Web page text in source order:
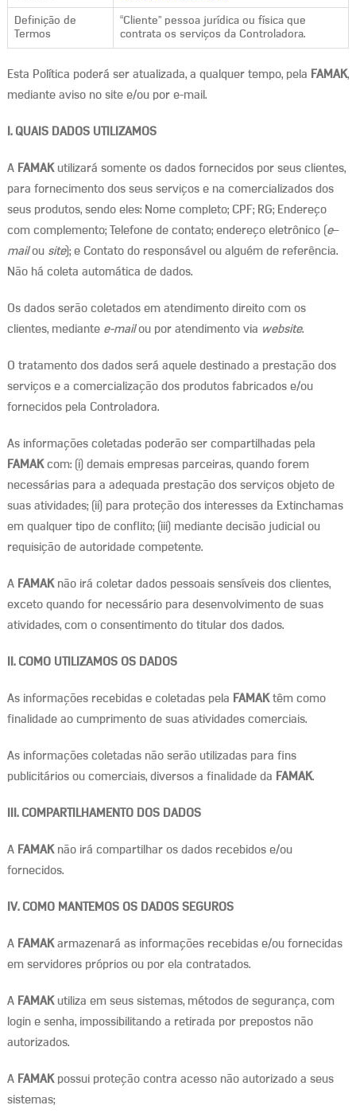
Definição de
Termos
“Cliente” pessoa jurídica ou física que
contrata os serviços da Controladora.
Esta Política poderá ser atualizada, a qualquer tempo, pela FAMAK,
mediante aviso no site e/ou por e-mail.
I. QUAIS DADOS UTILIZAMOS
A FAMAK utilizará somente os dados fornecidos por seus clientes,
para fornecimento dos seus serviços e na comercializados dos
seus produtos, sendo eles: Nome completo; CPF; RG; Endereço
com complemento; Telefone de contato; endereço eletrônico (e–
mailou site); e Contato do responsável ou alguém de referência.
Não há coleta automática de dados.
Os dados serão coletados em atendimento direito com os
clientes, mediante e-mailou por atendimento via website.
O tratamento dos dados será aquele destinado a prestação dos
serviços e a comercialização dos produtos fabricados e/ou
fornecidos pela Controladora.
As informações coletadas poderão ser compartilhadas pela
FAMAK com: (i) demais empresas parceiras, quando forem
necessárias para a adequada prestação dos serviços objeto de
suas atividades; (ii) para proteção dos interesses da Extinchamas
em qualquer tipo de conflito; (iii) mediante decisão judicial ou
requisição de autoridade competente.
A FAMAK não irá coletar dados pessoais sensíveis dos clientes,
exceto quando for necessário para desenvolvimento de suas
atividades, com o consentimento do titular dos dados.
II. COMO UTILIZAMOS OS DADOS
As informações recebidas e coletadas pela FAMAK têm como
finalidade ao cumprimento de suas atividades comerciais.
As informações coletadas não serão utilizadas para fins
publicitários ou comerciais, diversos a finalidade da FAMAK.
III. COMPARTILHAMENTO DOS DADOS
A FAMAK não irá compartilhar os dados recebidos e/ou
fornecidos.
IV. COMO MANTEMOS OS DADOS SEGUROS
A FAMAK armazenará as informações recebidas e/ou fornecidas
em servidores próprios ou por ela contratados.
A FAMAK utiliza em seus sistemas, métodos de segurança, com
login e senha, impossibilitando a retirada por prepostos não
autorizados.
A FAMAK possui proteção contra acesso não autorizado a seus
sistemas;